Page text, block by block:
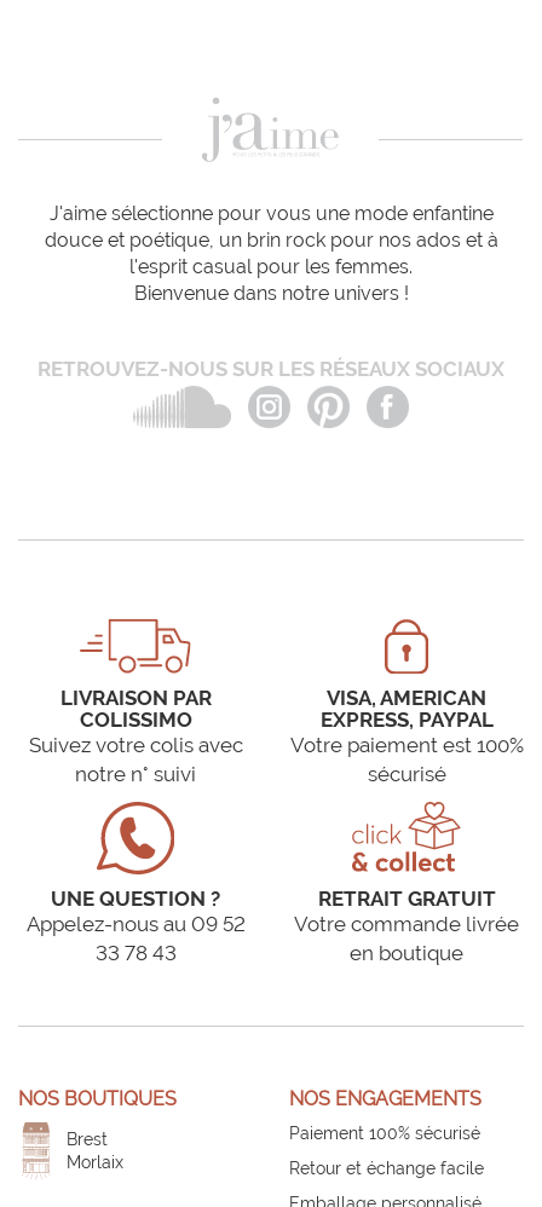
J'aime sélectionne pour vous une mode enfantine
douce et poétique, un brin rock pour nos ados et à
l'esprit casual pour les femmes.
Bienvenue dans notre univers !
RETROUVEZ-NOUS SUR LES RÉSEAUX SOCIAUX
LIVRAISON PAR
COLISSIMO
Suivez votre colis avec
notre n° suivi
VISA, AMERICAN
EXPRESS, PAYPAL
Votre paiement est 100%
sécurisé
UNE QUESTION ?
Appelez-nous au 09 52
33 78 43
RETRAIT GRATUIT
Votre commande livrée
en boutique
NOS BOUTIQUES
Brest
Morlaix
NOS ENGAGEMENTS
Paiement 100% sécurisé
Retour et échange facile